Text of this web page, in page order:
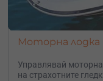
Моторна лодка
Управлявай
на страхотните